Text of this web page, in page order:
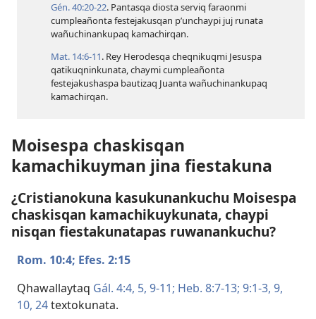
Gén. 40:​20-22. Pantasqa diosta serviq faraonmi
cumpleañonta festejakusqan p’unchaypi juj runata
wañuchinankupaq kamachirqan.
Mat. 14:​6-11. Rey Herodesqa cheqnikuqmi Jesuspa
qatikuqninkunata, chaymi cumpleañonta
festejakushaspa bautizaq Juanta wañuchinankupaq
kamachirqan.
Moisespa chaskisqan
kamachikuyman jina fiestakuna
¿Cristianokuna kasukunankuchu Moisespa
chaskisqan kamachikuykunata, chaypi
nisqan fiestakunatapas ruwanankuchu?
Rom. 10:4; Efes. 2:15
Qhawallaytaq Gál. 4:​4, 5, 9-11; Heb. 8:​7-13; 9:​1-3, 9,
10, 24textokunata.